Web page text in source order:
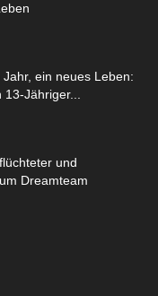
ein neues Leben:
13-Jähriger...
und
Dreamteam